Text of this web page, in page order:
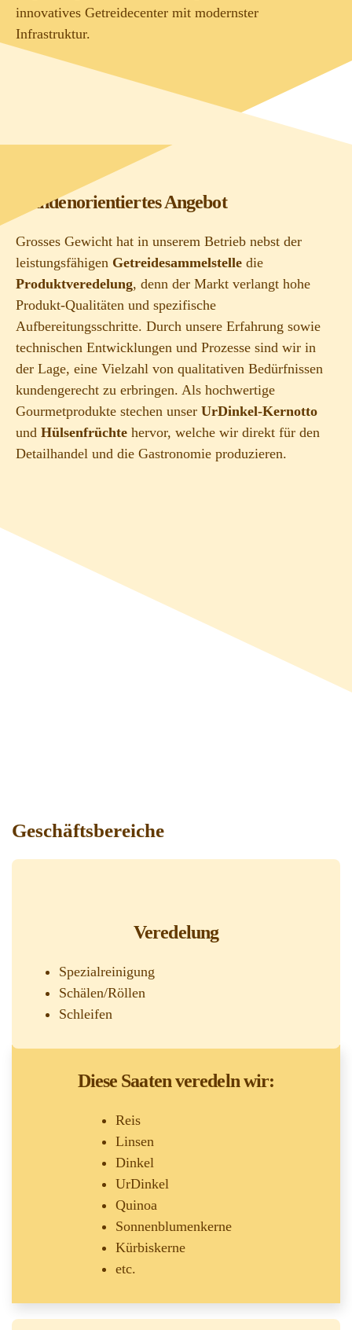
innovatives Getreidecenter mit modernster
Infrastruktur.
Kundenorientiertes Angebot
Grosses Gewicht hat in unserem Betrieb nebst der
leistungsfähigen Getreidesammelstelle die
Produktveredelung, denn der Markt verlangt hohe
Produkt-Qualitäten und spezifische
Aufbereitungsschritte. Durch unsere Erfahrung sowie
technischen Entwicklungen und Prozesse sind wir in
der Lage, eine Vielzahl von qualitativen Bedürfnissen
kundengerecht zu erbringen. Als hochwertige
Gourmetprodukte stechen unser UrDinkel-Kernotto
und Hülsenfrüchte hervor, welche wir direkt für den
Detailhandel und die Gastronomie produzieren.
Geschäftsbereiche
Veredelung
Spezialreinigung
Schälen/Röllen
Schleifen
Diese Saaten veredeln wir:
Reis
Linsen
Dinkel
UrDinkel
Quinoa
Sonnenblumenkerne
Kürbiskerne
etc.